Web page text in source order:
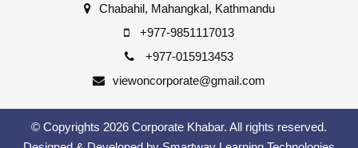
Chabahil, Mahangkal, Kathmandu
+977-9851117013
+977-015913453
viewoncorporate@gmail.com
© Copyrights 2026 Corporate Khabar. All rights reserved.